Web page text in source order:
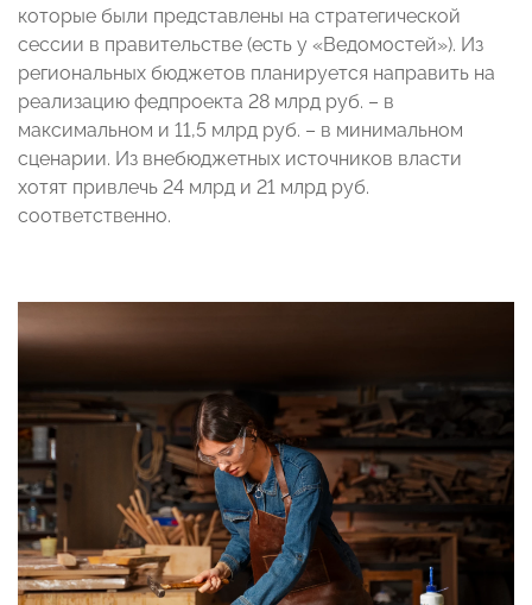
которые были представлены на стратегической
сессии в правительстве (есть у «Ведомостей»). Из
региональных бюджетов планируется направить на
реализацию федпроекта 28 млрд руб. – в
максимальном и 11,5 млрд руб. – в минимальном
сценарии. Из внебюджетных источников власти
хотят привлечь 24 млрд и 21 млрд руб.
соответственно.